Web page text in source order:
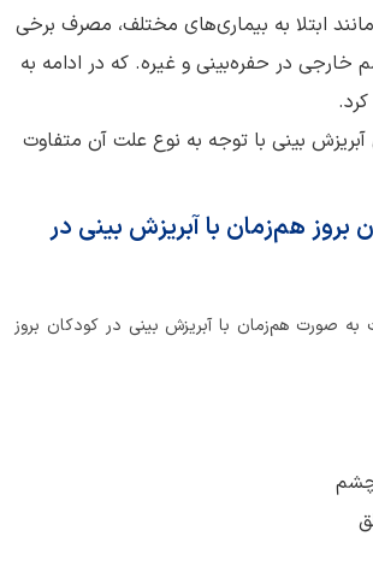
ابتلا به بیماری‌های مختلف، مصرف برخی
خارجی در حفره‌بینی و غیره. که در ادامه به
بینی با توجه به نوع علت آن متفاوت
بروز هم‌زمان با آبریزش بینی در
صورت هم‌زمان با آبریزش بینی در کودکان بروز